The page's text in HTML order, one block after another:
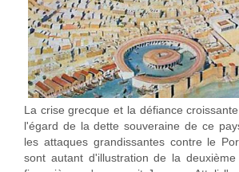
La crise grecque et la défiance
l'égard de la dette souveraine de ce
les attaques grandissantes contre le
sont autant d'illustration de la